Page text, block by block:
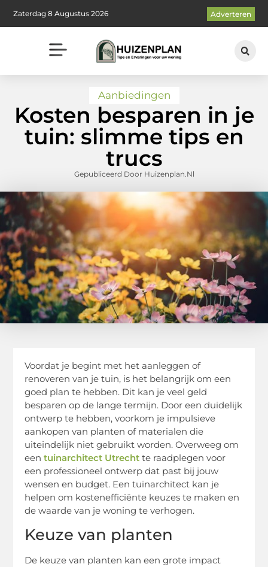
Zaterdag 8 Augustus 2026 Adverteren
Aanbiedingen
Kosten besparen in je
tuin: slimme tips en
trucs
Gepubliceerd Door Huizenplan.nl
Voordat je begint met het aanleggen of
renoveren van je tuin, is het belangrijk om een
goed plan te hebben. Dit kan je veel geld
besparen op de lange termijn. Door een duidelijk
ontwerp te hebben, voorkom je impulsieve
aankopen van planten of materialen die
uiteindelijk niet gebruikt worden. Overweeg om
eentuinarchitect Utrecht te raadplegen voor
een professioneel ontwerp dat past bij jouw
wensen en budget. Een tuinarchitect kan je
helpen om kostenefficiënte keuzes te maken en
de waarde van je woning te verhogen.
Keuze van planten
De keuze van planten kan een grote impact